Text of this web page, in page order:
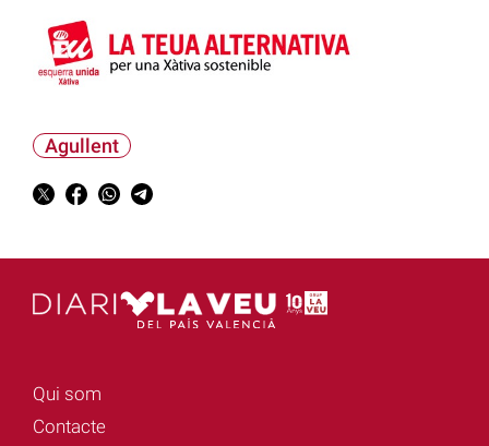
Agullent
Qui som
Contacte